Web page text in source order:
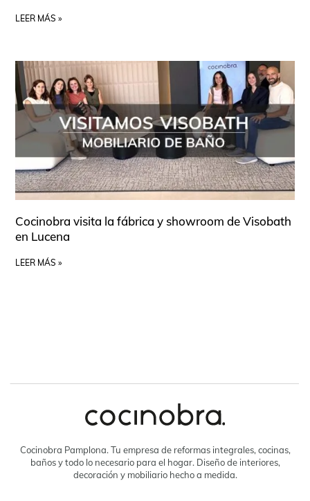
LEER MÁS »
Cocinobra visita la fábrica y showroom de Visobath
en Lucena
LEER MÁS »
Cocinobra Pamplona. Tu empresa de reformas integrales, cocinas,
baños y todo lo necesario para el hogar. Diseño de interiores,
decoración y mobiliario hecho a medida.